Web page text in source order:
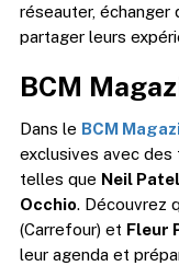
réseauter,
partager leurs
BCM
Dans le BCM
exclusives avec
telles que Neil Patel
Occhio. Découvrez
(Carrefour) et Fleur
leur agenda et